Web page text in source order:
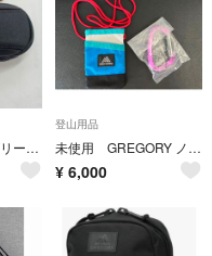
GREGORYグレゴリー メガネケース サングラスケース ポーチ 小物入れ
登山用品
未使用 GREGORY ノベルティミニポーチとカラビナセット
¥ 6,000